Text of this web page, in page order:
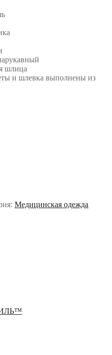
шлица
и шлевка выполнены из
Медицинская одежда